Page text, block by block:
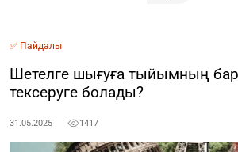
✅ Пайдалы
Шетелге шығуға тыйымның
тексеруге болады?
31.05.2025 1417